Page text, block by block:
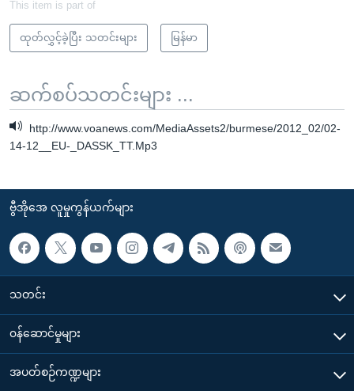
This item is part of
ထုတ်လွှင့်ခဲ့ပြီး သတင်းများ မြန်မာ
ဆက်စပ်သတင်းများ ...
http://www.voanews.com/MediaAssets2/burmese/2012_02/02-
14-12__EU-_DASSK_TT.Mp3
ဗွီအိုအေ လူမှုကွန်ယက်များ
သတင်း
၀န်ဆောင်မှုများ
အပတ်စဉ်ကဏ္ဍများ